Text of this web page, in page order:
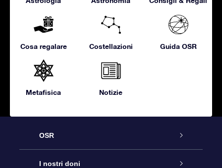
Cosa regalare Costellazioni Guida OSR
Metafisica Notizie
OSR
Assistenza
I nostri doni